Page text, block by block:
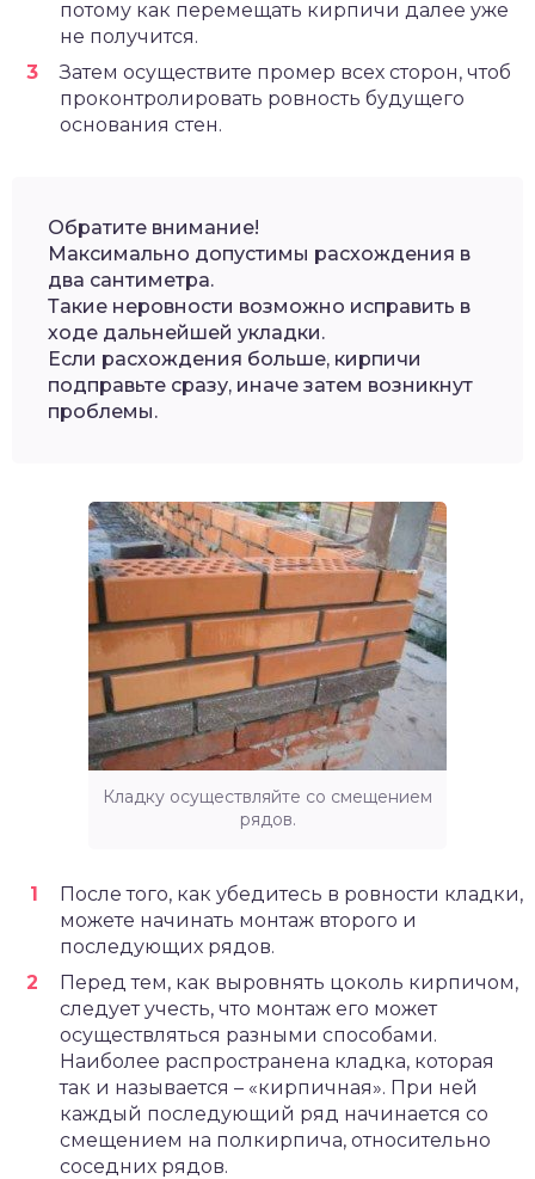
потому как перемещать кирпичи далее уже
не получится.
Затем осуществите промер всех сторон, чтоб
проконтролировать ровность будущего
основания стен.
Обратите внимание!
Максимально допустимы расхождения в
два сантиметра.
Такие неровности возможно исправить в
ходе дальнейшей укладки.
Если расхождения больше, кирпичи
подправьте сразу, иначе затем возникнут
проблемы.
Кладку осуществляйте со смещением
рядов.
После того, как убедитесь в ровности кладки,
можете начинать монтаж второго и
последующих рядов.
Перед тем, как выровнять цоколь кирпичом,
следует учесть, что монтаж его может
осуществляться разными способами.
Наиболее распространена кладка, которая
так и называется – «кирпичная». При ней
каждый последующий ряд начинается со
смещением на полкирпича, относительно
соседних рядов.